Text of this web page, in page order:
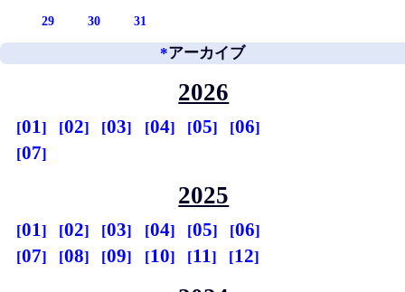
29 30 31
*アーカイブ
2026
01 02 03 04 05
06
07
2025
01 02 03 04 05
06
07
08 09 10 11 12